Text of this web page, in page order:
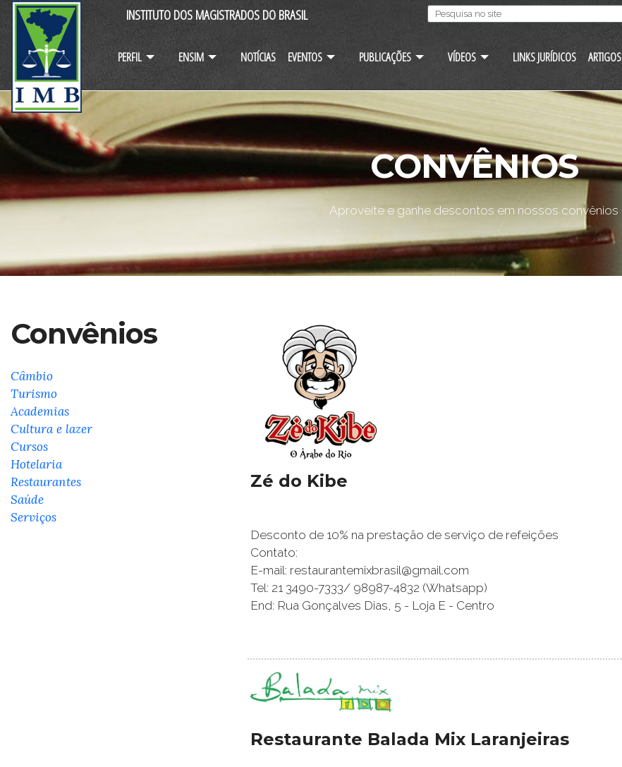
INSTITUTO DOS MAGISTRADOS DO BRASIL
PERFIL ENSIM NOTÍCIAS EVENTOS PUBLICAÇÕES VÍDEOS LINKS JURÍDICOS ARTIGOS
CONVÊNIOS
Aproveite e ganhe descontos em nossos convênios
Convênios
Câmbio
Turismo
Academias
Cultura e lazer
Cursos
Hotelaria
Restaurantes
Saúde
Serviços
Zé do Kibe
Desconto de 10% na prestação de serviço de refeições
Contato:
E-mail: restaurantemixbrasil@gmail.com
Tel: 21 3490-7333/ 98987-4832 (Whatsapp)
End: Rua Gonçalves Dias, 5 - Loja E - Centro
Restaurante Balada Mix Laranjeiras